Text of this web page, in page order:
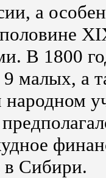
а
В 1800
малых, а
народном
в Сибири.